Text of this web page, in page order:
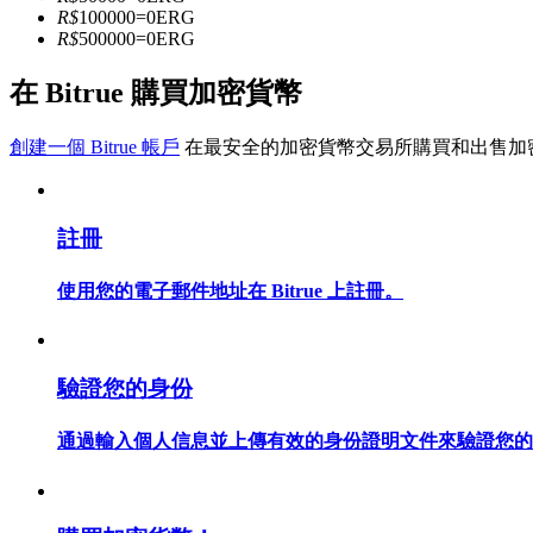
成為跟單交易員
R$100000=0ERG
R$500000=0ERG
在 Bitrue 購買加密貨幣
創建一個 Bitrue 帳戶 在最安全的加密貨幣交易所購買和出售加
註冊
使用您的電子郵件地址在 Bitrue 上註冊。
驗證您的身份
通過輸入個人信息並上傳有效的身份證明文件來驗證您的